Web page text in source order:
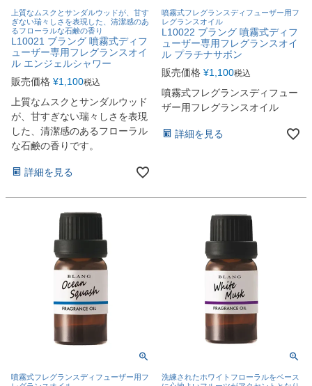
上質なムスクとサンダルウッドが、甘す
ぎない瑞々しさを表現した、清潔感のあ
るフローラルな石鹸の香り
L10021 ブラング 噴霧式ディフ
ューザー専用フレグランスオイ
ル エンジェルシャワー
販売価格 ¥1,100税込
上質なムスクとサンダルウッド
が、甘すぎない瑞々しさを表現
した、清潔感のあるフローラル
な石鹸の香りです。
詳細を見る
噴霧式フレグランスディフューザー用フ
レグランスオイル
L10022 ブラング 噴霧式ディフ
ューザー専用フレグランスオイ
ル プラチナサボン
販売価格 ¥1,100税込
噴霧式フレグランスディフュー
ザー用フレグランスオイル
詳細を見る
噴霧式フレグランスディフューザー用フ
洗練されたホワイトフローラルをベース